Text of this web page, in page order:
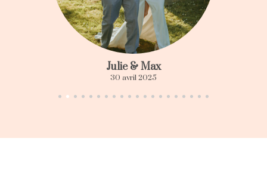
Julie & Max
30 avril 2025